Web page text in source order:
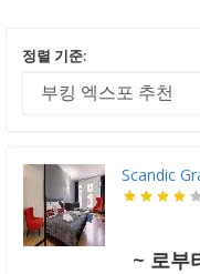
정렬 기준:
Scandic
~ 로부